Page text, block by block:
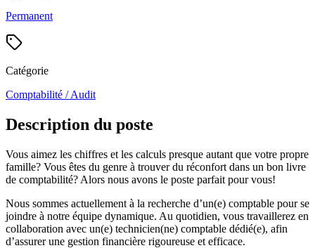
Permanent
Catégorie
Comptabilité / Audit
Description du poste
Vous aimez les chiffres et les calculs presque autant que votre propre
famille? Vous êtes du genre à trouver du réconfort dans un bon livre
de comptabilité? Alors nous avons le poste parfait pour vous!
Nous sommes actuellement à la recherche d’un(e) comptable pour se
joindre à notre équipe dynamique. Au quotidien, vous travaillerez en
collaboration avec un(e) technicien(ne) comptable dédié(e), afin
d’assurer une gestion financière rigoureuse et efficace.